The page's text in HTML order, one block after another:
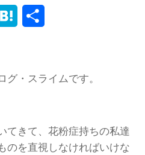
Hatena
・スライムです。
てきて、花粉症持ちの私達
のを直視しなければいけな